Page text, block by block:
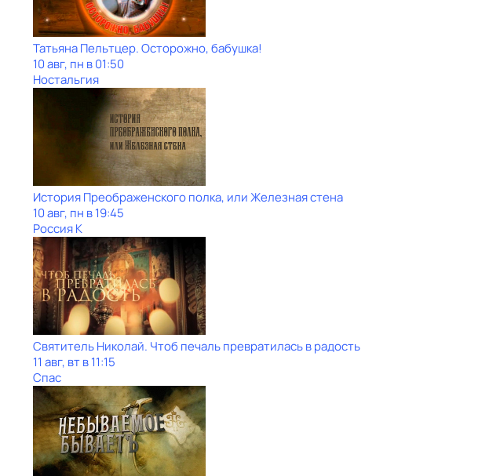
Татьяна Пельтцер. Осторожно, бабушка!
10 авг, пн в 01:50
Ностальгия
История Преображенского полка, или Железная стена
10 авг, пн в 19:45
Россия К
Святитель Николай. Чтоб печаль превратилась в радость
11 авг, вт в 11:15
Спас